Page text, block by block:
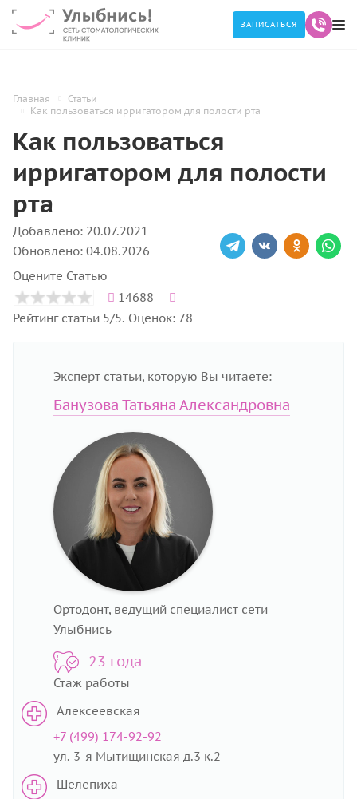
ЗАПИСАТЬСЯ
Главная
Статьи
Как пользоваться ирригатором для полости рта
Как пользоваться
ирригатором для полости
рта
Добавлено: 20.07.2021
Обновлено: 04.08.2026
Оцените Статью
14688
Рейтинг статьи 5/5. Оценок: 78
Эксперт статьи, которую Вы читаете:
Банузова Татьяна Александровна
Ортодонт, ведущий специалист сети
Улыбнись
23 года
Стаж работы
Алексеевская
+7 (499) 174-92-92
ул. 3-я Мытищинская д.3 к.2
Шелепиха